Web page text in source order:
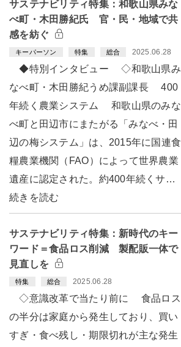
サステナビリティ特集：和歌山県みな
べ町・木田勝紀氏 官・民・地域で共
感を紡ぐ
キーパーソン 特集 総合 2025.06.28
◆特別インタビュー ◇和歌山県み
なべ町・木田勝紀うめ課副課長 400
年続く農業システム 和歌山県のみな
べ町と田辺市にまたがる「みなべ・田
辺の梅システム」は、2015年に国連食
糧農業機関（FAO）によって世界農業
遺産に認定された。約400年続くサ…
続きを読む
サステナビリティ特集：新時代のキー
ワード＝食品ロス削減 製配販一体で
見直しを
特集 総合 2025.06.28
◇意識改革で当たり前に 食品ロス
の半分は家庭から発生しており、買い
すぎ・食べ残し・期限切れが主な発生